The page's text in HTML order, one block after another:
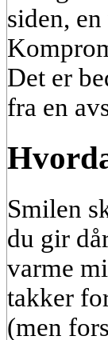
siden,
Det er
fra en
Smilen
du gir
varme
takker
(men